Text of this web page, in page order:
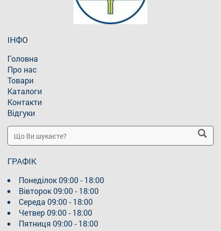
ІНФО
Головна
Про нас
Товари
Каталоги
Контакти
Відгуки
ГРАФІК
Понеділок09:00 - 18:00
Вівторок09:00 - 18:00
Середа 09:00 - 18:00
Четвер09:00 - 18:00
Пятниця 09:00 - 18:00